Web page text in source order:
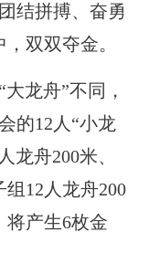
结拼搏、奋勇
双双夺金。
龙舟”不同，
的12人“小龙
龙舟200米、
组12人龙舟200
将产生6枚金